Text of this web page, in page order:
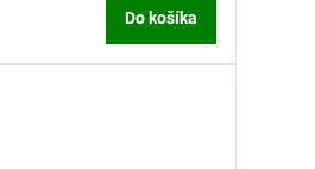
Do košíka